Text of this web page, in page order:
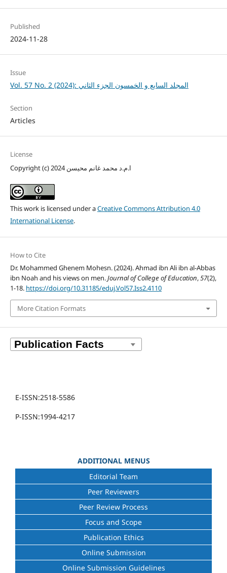
Published
2024-11-28
Issue
Vol. 57 No. 2 (2024): المجلد السابع و الخمسون الجزء الثاني
Section
Articles
License
Copyright (c) 2024 ا.م.د محمد غانم محيسن
This work is licensed under aCreative Commons Attribution 4.0
International License.
How to Cite
Dr. Mohammed Ghenem Mohesn. (2024). Ahmad ibn Ali ibn al-Abbas
ibn Noah and his views on men.Journal of College of Education,57(2),
1-18. https://doi.org/10.31185/eduj.Vol57.Iss2.4110
More Citation Formats
E-ISSN:2518-5586
P-ISSN:1994-4217
ADDITIONAL MENUS
Editorial Team
Peer Reviewers
Peer Review Process
Focus and Scope
Publication Ethics
Online Submission
Online Submission Guidelines